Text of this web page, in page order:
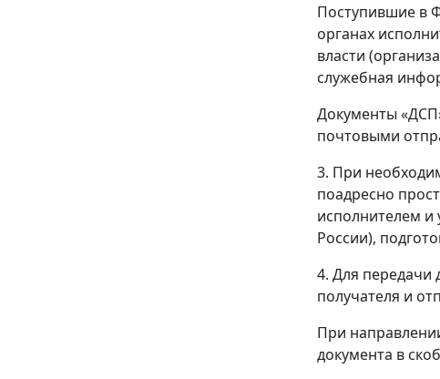
Поступившие в
органах
власти
служебная
Документы
почтовыми
3. При
поадресно
исполнителем и
России),
4. Для передачи
получателя и
При
документа в